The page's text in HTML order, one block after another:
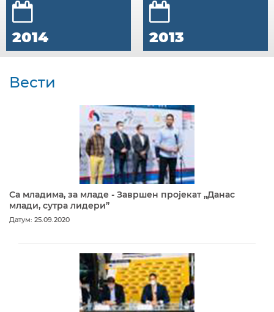
2014 2013
Вести
Са младима, за младе - Завршен пројекат „Данас
млади, сутра лидери”
Датум: 25.09.2020